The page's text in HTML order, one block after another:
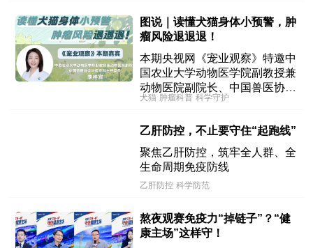
将严肃的慢病知识转化为沉浸式
潮流体验，吸引大批年轻人驻足
参与。
图说｜读懂犬猫身体小预警，肿
瘤风险退退退！
本期央视网《宠业观察》特邀中
国农业大学动物医学院副教授兼
动物医院副院长、中国兽医协会
肿瘤专科主任委员李格宾，解锁
纠正误区，用科学守护毛孩子健
康，安心陪伴它们快乐成长。
犬猫 肿瘤科普 科学守护
乙肝防控，不止要守住“起跑线”
聚焦乙肝防控，筑牢全人群、全
生命周期免疫防线
乙肝防控 科学防范
熬夜观赛免疫力“掉链子”？“健
康主场”这样守！